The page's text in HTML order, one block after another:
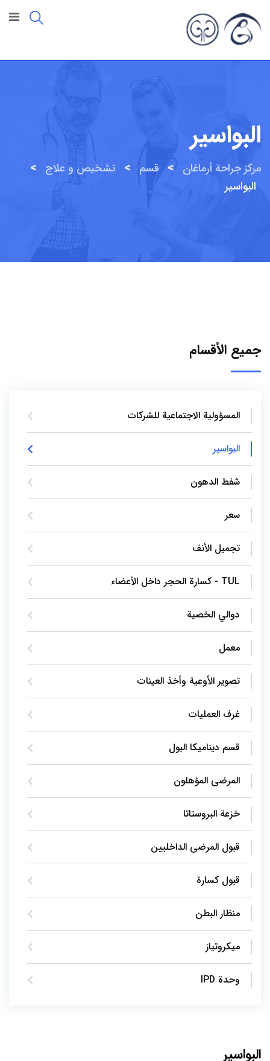
البواسير
مركز جراحة أرماغان > قسم > تشخیص و علاج >
البواسير
جميع الأقسام
المسؤولية الاجتماعية للشركات
البواسير
شفط الدهون
سعر
تجميل الأنف
TUL - كسارة الحجر داخل الأعضاء
دوالي الخصية
معمل
تصوير الأوعية وأخذ العينات
غرف العمليات
قسم ديناميكا البول
المرضى المؤهلون
خزعة البروستاتا
قبول المرضى الداخليين
قبول كسارة
منظار البطن
ميكروتياز
وحدة IPD
البواسير